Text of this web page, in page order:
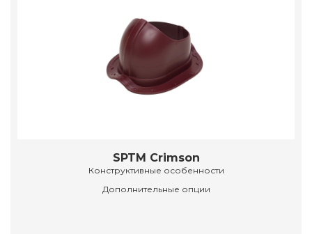
SPTM Crimson
Конструктивные особенности
Дополнительные опции